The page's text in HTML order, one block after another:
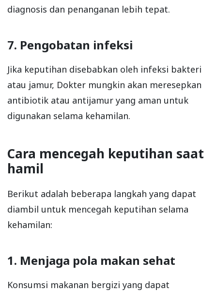
diagnosis dan penanganan lebih tepat.
7. Pengobatan infeksi
Jika keputihan disebabkan oleh infeksi bakteri
atau jamur, Dokter mungkin akan meresepkan
antibiotik atau antijamur yang aman untuk
digunakan selama kehamilan.
Cara mencegah keputihan saat
hamil
Berikut adalah beberapa langkah yang dapat
diambil untuk mencegah keputihan selama
kehamilan:
1. Menjaga pola makan sehat
Konsumsi makanan bergizi yang dapat